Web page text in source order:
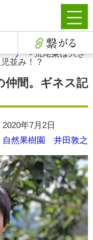
ーリー>荒尾梨は大き
並み！？
仲間。ギネス記
年7月2日
自然果樹園 井田敦之